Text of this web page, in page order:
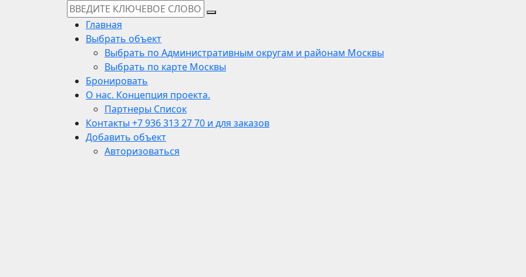
Главная
Выбрать объект
Выбрать по Административным округам и районам Москвы
Выбрать по карте Москвы
Бронировать
О нас. Концепция проекта.
Партнеры Список
Контакты +7 936 313 27 70 и для заказов
Добавить объект
Авторизоваться